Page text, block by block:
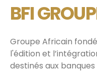
BFI
Groupe Africain
l'édition et
destinés aux